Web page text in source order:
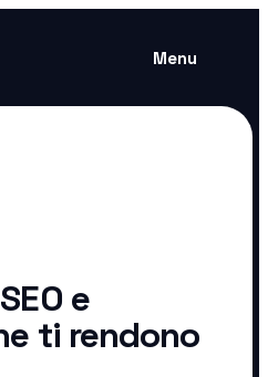
Menu
e
ti rendono